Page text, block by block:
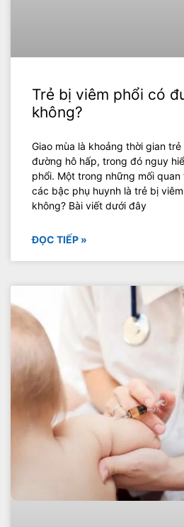
Trẻ bị viêm phổi có
không?
Giao mùa là khoảng thời gian
đường hô hấp, trong đó nguy
phổi. Một trong những mối
các bậc phụ huynh là trẻ bị
không? Bài viết dưới đây
ĐỌC TIẾP »